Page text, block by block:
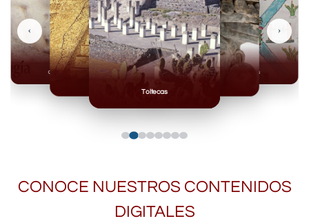
Toltecas
Mexicas
Olmecas
‹ ›
CONOCE NUESTROS CONTENIDOS
DIGITALES